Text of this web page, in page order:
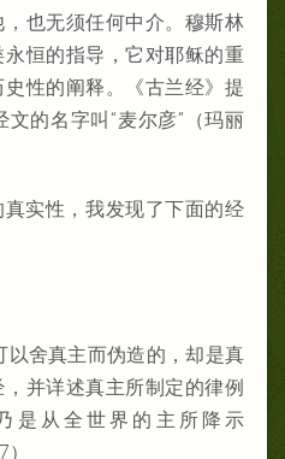
也无须任何中介。穆斯林
恒的指导，它对耶稣的重
性的阐释。《古兰经》提
的名字叫“麦尔彦”（玛丽
实性，我发现了下面的经
以舍真主而伪造的，却是真
并详述真主所制定的律例
是从全世界的主所降示